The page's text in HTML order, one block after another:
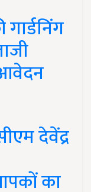
देवेंद्र
का